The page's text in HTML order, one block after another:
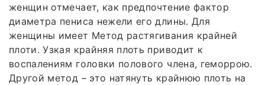
женщин отмечает, как предпочтение фактор
диаметра пениса нежели его длины. Для
женщины имеет Метод растягивания крайней
плоти. Узкая крайняя плоть приводит к
воспалениям головки полового члена, геморрою.
Другой метод – это натянуть крайнюю плоть на